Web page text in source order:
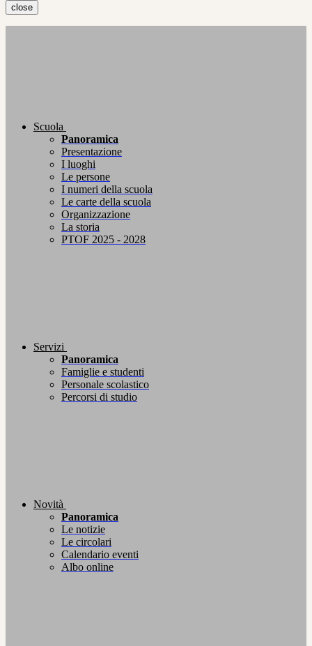
close
Scuola
Panoramica
Presentazione
I luoghi
Le persone
I numeri della scuola
Le carte della scuola
Organizzazione
La storia
PTOF 2025 - 2028
Servizi
Panoramica
Famiglie e studenti
Personale scolastico
Percorsi di studio
Novità
Panoramica
Le notizie
Le circolari
Calendario eventi
Albo online